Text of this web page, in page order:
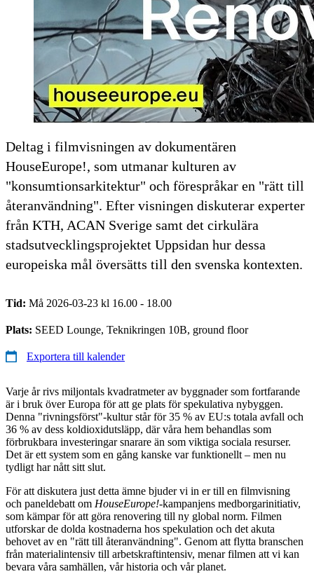
Deltag i filmvisningen av dokumentären
HouseEurope!, som utmanar kulturen av
"konsumtionsarkitektur" och förespråkar en "rätt till
återanvändning". Efter visningen diskuterar experter
från KTH, ACAN Sverige samt det cirkulära
stadsutvecklingsprojektet Uppsidan hur dessa
europeiska mål översätts till den svenska kontexten.
Tid: Må 2026-03-23 kl 16.00 - 18.00
Plats: SEED Lounge, Teknikringen 10B, ground floor
Exportera till kalender
Varje år rivs miljontals kvadratmeter av byggnader som fortfarande
är i bruk över Europa för att ge plats för spekulativa nybyggen.
Denna "rivningsförst"-kultur står för 35 % av EU:s totala avfall och
36 % av dess koldioxidutsläpp, där våra hem behandlas som
förbrukbara investeringar snarare än som viktiga sociala resurser.
Det är ett system som en gång kanske var funktionellt – men nu
tydligt har nått sitt slut.
För att diskutera just detta ämne bjuder vi in er till en filmvisning
och paneldebatt om HouseEurope!-kampanjens medborgarinitiativ,
som kämpar för att göra renovering till ny global norm. Filmen
utforskar de dolda kostnaderna hos spekulation och det akuta
behovet av en "rätt till återanvändning". Genom att flytta branschen
från materialintensiv till arbetskraftintensiv, menar filmen att vi kan
bevara våra samhällen, vår historia och vår planet.